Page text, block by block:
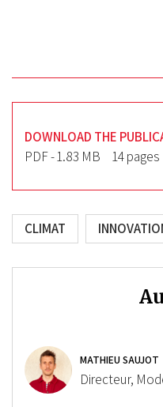
DOWNLOAD THE
PDF - 1.83 MB
14 pages
CLIMAT
MATHIEU SAUJOT
Directeur,